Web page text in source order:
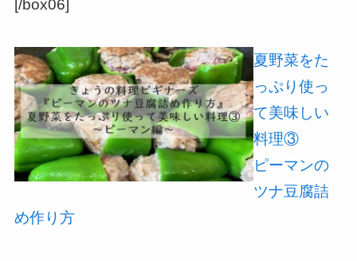
[/box06]
夏野菜をた
っぷり使っ
て美味しい
料理③
ピーマンの
ツナ豆腐詰
め作り方